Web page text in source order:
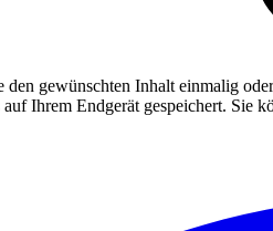
gewünschten Inhalt einmalig
Ihrem Endgerät gespeichert. Sie